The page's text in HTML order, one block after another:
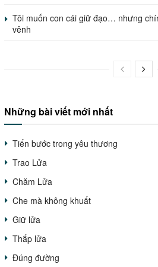
Tôi muốn con cái giữ đạo… nhưng
vênh
Những bài viết mới nhất
Tiến bước trong yêu thương
Trao Lửa
Chăm Lửa
Che mà không khuất
Giữ lửa
Thắp lửa
Đúng đường